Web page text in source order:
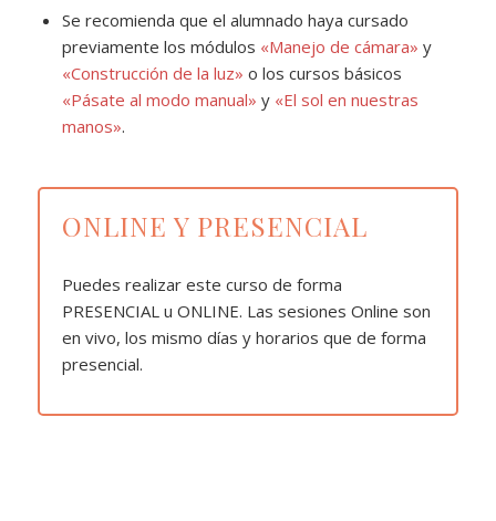
Se recomienda que el alumnado haya cursado
previamente los módulos «Manejo de cámara» y
«Construcción de la luz» o los cursos básicos
«Pásate al modo manual» y «El sol en nuestras
manos».
ONLINE Y PRESENCIAL
Puedes realizar este curso de forma
PRESENCIAL u ONLINE. Las sesiones Online son
en vivo, los mismo días y horarios que de forma
presencial.